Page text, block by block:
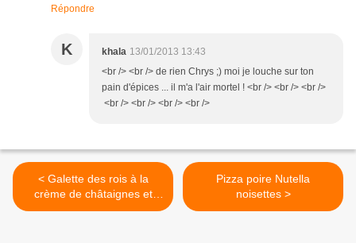
Répondre
K khala 13/01/2013 13:43
<br /> <br /> de rien Chrys ;) moi je louche sur ton
pain d'épices ... il m'a l'air mortel ! <br /> <br /> <br />
<br /> <br /> <br /> <br />
< Galette des rois à la
crème de châtaignes et
marrons glacés
Pizza poire Nutella
noisettes >